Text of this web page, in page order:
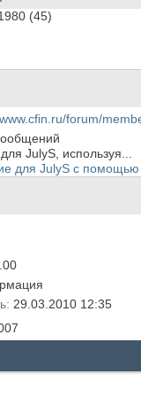
(45)
forum/
JulyS, используя...
29.03.2010 12:35